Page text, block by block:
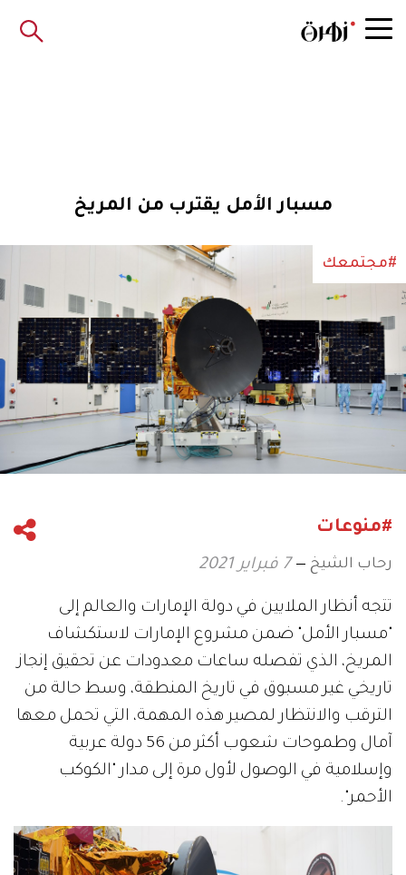
مسبار الأمل يقترب من المريخ
#مجتمعك
#منوعات
رحاب الشيخ 7 فبراير 2021
تتجه أنظار الملايين في دولة الإمارات والعالم إلى
"مسبار الأمل" ضمن مشروع الإمارات لاستكشاف
المريخ، الذي تفصله ساعات معدودات عن تحقيق إنجاز
تاريخي غير مسبوق في تاريخ المنطقة، وسط حالة من
الترقب والانتظار لمصير هذه المهمة، التي تحمل معها
آمال وطموحات شعوب أكثر من 56 دولة عربية
وإسلامية في الوصول لأول مرة إلى مدار "الكوكب
الأحمر".